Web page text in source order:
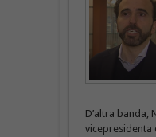
D’altra banda,
vicepresidenta